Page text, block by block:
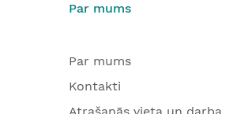
Par mums
Par mums
Kontakti